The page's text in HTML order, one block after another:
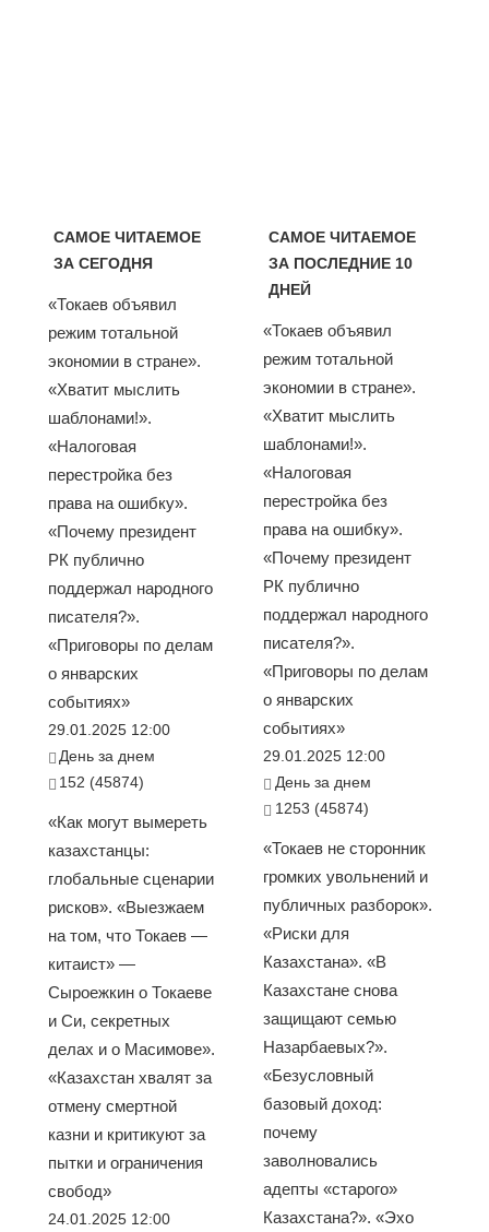
САМОЕ ЧИТАЕМОЕ
ЗА СЕГОДНЯ
«Токаев объявил
режим тотальной
экономии в стране».
«Хватит мыслить
шаблонами!».
«Налоговая
перестройка без
права на ошибку».
«Почему президент
РК публично
поддержал народного
писателя?».
«Приговоры по делам
о январских
событиях»
29.01.2025 12:00
День за днем
152 (45874)
«Как могут вымереть
казахстанцы:
глобальные сценарии
рисков». «Выезжаем
на том, что Токаев —
китаист» —
Сыроежкин о Токаеве
и Си, секретных
делах и о Масимове».
«Казахстан хвалят за
отмену смертной
казни и критикуют за
пытки и ограничения
свобод»
24.01.2025 12:00
САМОЕ ЧИТАЕМОЕ
ЗА ПОСЛЕДНИЕ 10
ДНЕЙ
«Токаев объявил
режим тотальной
экономии в стране».
«Хватит мыслить
шаблонами!».
«Налоговая
перестройка без
права на ошибку».
«Почему президент
РК публично
поддержал народного
писателя?».
«Приговоры по делам
о январских
событиях»
29.01.2025 12:00
День за днем
1253 (45874)
«Токаев не сторонник
громких увольнений и
публичных разборок».
«Риски для
Казахстана». «В
Казахстане снова
защищают семью
Назарбаевых?».
«Безусловный
базовый доход:
почему
заволновались
адепты «старого»
Казахстана?». «Эхо